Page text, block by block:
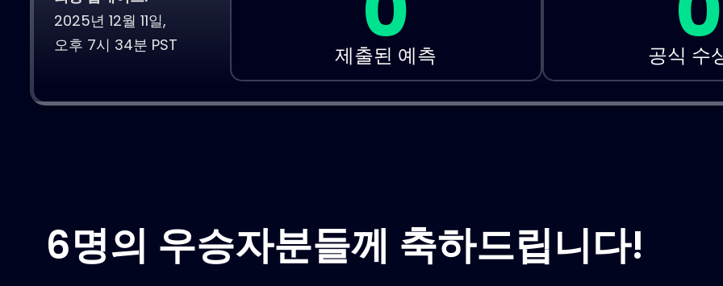
2025년 12월 11일,
오후 7시 34분 PST
제출된 예측 공식 수
6명의 우승자분들께 축하드립니다!